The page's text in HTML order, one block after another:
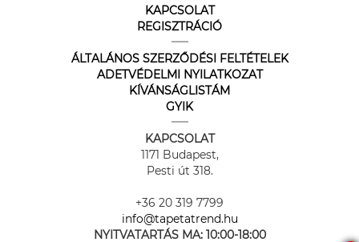
KAPCSOLAT
REGISZTRÁCIÓ
ÁLTALÁNOS SZERZŐDÉSI FELTÉTELEK
ADETVÉDELMI NYILATKOZAT
KÍVÁNSÁGLISTÁM
GYIK
KAPCSOLAT
1171 Budapest,
Pesti út 318.
+36 20 319 7799
info@tapetatrend.hu
NYITVATARTÁS MA: 10:00-18:00